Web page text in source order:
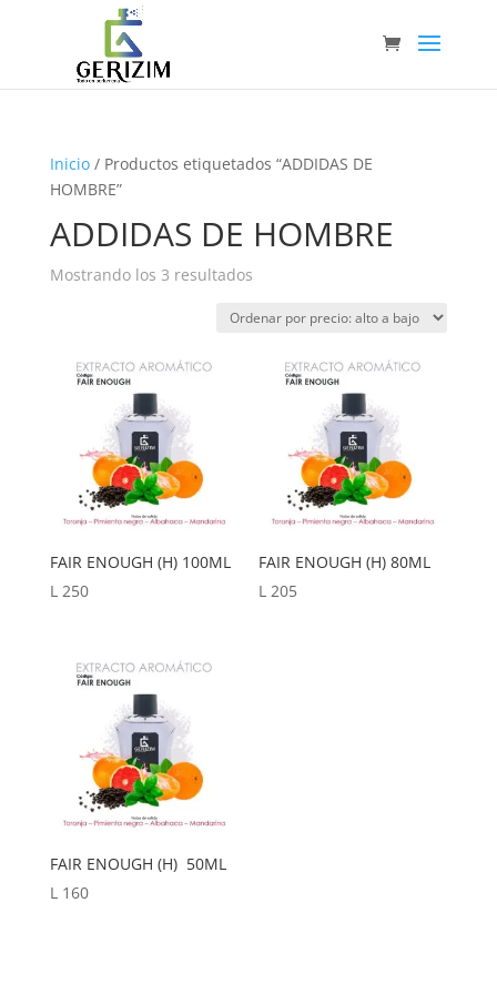
Inicio/ Productos etiquetados “ADDIDAS DE
HOMBRE”
ADDIDAS DE HOMBRE
Mostrando los 3 resultadosOrdenado
precio:
FAIR ENOUGH (H) 100ML
L250
FAIR ENOUGH (H) 80ML
L205
FAIR ENOUGH (H) 50ML
L 160